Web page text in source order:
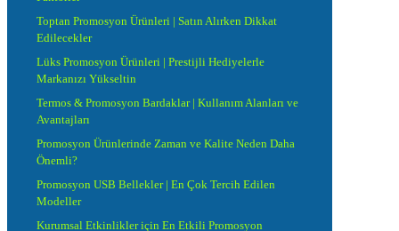
Toptan Promosyon Ürünleri | Satın Alırken Dikkat
Edilecekler
Lüks Promosyon Ürünleri | Prestijli Hediyelerle
Markanızı Yükseltin
Termos & Promosyon Bardaklar | Kullanım Alanları ve
Avantajları
Promosyon Ürünlerinde Zaman ve Kalite Neden Daha
Önemli?
Promosyon USB Bellekler | En Çok Tercih Edilen
Modeller
Kurumsal Etkinlikler için En Etkili Promosyon